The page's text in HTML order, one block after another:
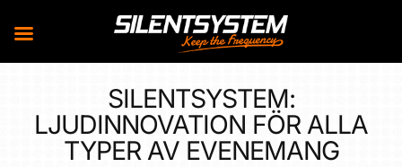
content
SILENTSYSTEM:
LJUDINNOVATION FÖR ALLA
TYPER AV EVENEMANG